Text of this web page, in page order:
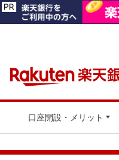
口座開設・メリット